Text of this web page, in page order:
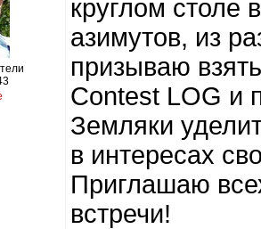
круглом столе
азимутов, из
призываю
Contest LOG и
Земляки
в
Приглашаю
встречи!